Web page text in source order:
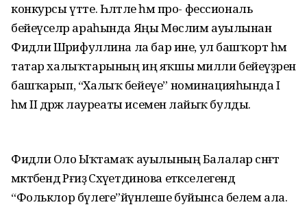
конкурсы үтте. Һәләтле һәм про- фессиональ
бейеүселәр араһында Яңы Мөслим ауылынан
Фидәлиә Шәрифуллина ла бар ине, ул башҡорт һәм
татар халыҡтарының иң яҡшы милли бейеүҙәрен
башҡарып, “Халыҡ бейеүе” номинацияһында I
һәм II дәрәжә лауреаты исеменә лайыҡ булды.
Фидәлиә Оло Ыҡтамаҡ ауылының Балалар сәнғәт
мәктәбендә Рәғиҙә Сәхәүетдинова етәкселегендә
“Фольклор бүлеге”йүнәлеше буйынса белем ала.